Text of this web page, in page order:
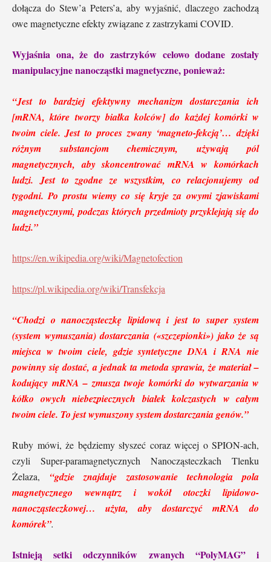
dołącza do Stew’a Peters’a, aby wyjaśnić, dlaczego zachodzą
owe magnetyczne efekty związane z zastrzykami COVID.
Wyjaśnia ona, że do zastrzyków celowo dodane zostały
manipulacyjne nanocząstki magnetyczne, ponieważ:
“Jest to bardziej efektywny mechanizm dostarczania ich
[mRNA, które tworzy białka kolców] do każdej komórki w
twoim ciele. Jest to proces zwany ‘magneto-fekcją’… dzięki
różnym substancjom chemicznym, używają pól
magnetycznych, aby skoncentrować mRNA w komórkach
ludzi. Jest to zgodne ze wszystkim, co relacjonujemy od
tygodni. Po prostu wiemy co się kryje za owymi zjawiskami
magnetycznymi, podczas których przedmioty przyklejają się do
ludzi.”
https://en.wikipedia.org/wiki/Magnetofection
https://pl.wikipedia.org/wiki/Transfekcja
“Chodzi o nanocząsteczkę lipidową i jest to super system
(system wymuszania) dostarczania («szczepionki») jako że są
miejsca w twoim ciele, gdzie syntetyczne DNA i RNA nie
powinny się dostać, a jednak ta metoda sprawia, że materiał –
kodujący mRNA – zmusza twoje komórki do wytwarzania w
kółko owych niebezpiecznych białek kolczastych w całym
twoim ciele. To jest wymuszony system dostarczania genów.”
Ruby mówi, że będziemy słyszeć coraz więcej o SPION-ach,
czyli Super-paramagnetycznych Nanocząsteczkach Tlenku
Żelaza, “gdzie znajduje zastosowanie technologia pola
magnetycznego wewnątrz i wokół otoczki lipidowo-
nanocząsteczkowej… użyta, aby dostarczyć mRNA do
komórek”.
Istnieją setki odczynników zwanych “PolyMAG” i